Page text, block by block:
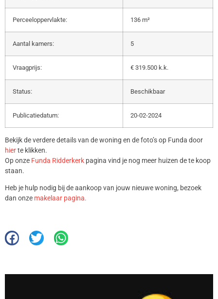
Perceeloppervlakte: 136 m²
Aantal kamers: 5
Vraagprijs: € 319.500 k.k.
Status: Beschikbaar
Publicatiedatum: 20-02-2024
Bekijk de verdere details van de woning en de foto’s op Funda door
hierte klikken.
Op onze Funda Ridderkerk pagina vind je nog meer huizen de te koop
staan.
Heb je hulp nodig bij de aankoop van jouw nieuwe woning, bezoek
dan onze makelaar pagina.